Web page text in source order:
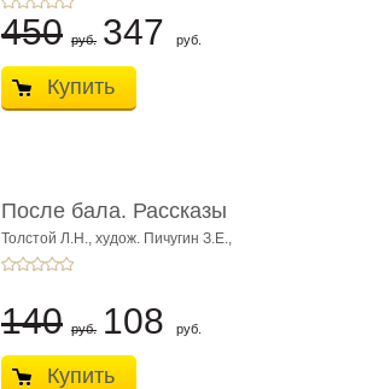
450 руб. 347 руб.
Купить
После бала. Рассказы
Толстой Л.Н., худож. Пичугин З.Е.,
худож. Лебедев А.И.,
140 руб. 108 руб.
Купить